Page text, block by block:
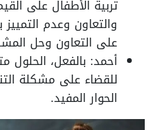
تربية الأطفال على
والتعاون وعدم
على التعاون وحل
أحمد: بالفعل،
للقضاء على مشكلة
الحوار المفيد.